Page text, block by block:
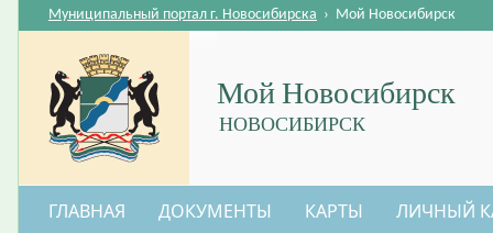
Мой Новосибирск
НОВОСИБИРСК
Муниципальный портал г. Новосибирска › Мой Новосибирск
ГЛАВНАЯ ДОКУМЕНТЫ КАРТЫ ЛИЧНЫЙ